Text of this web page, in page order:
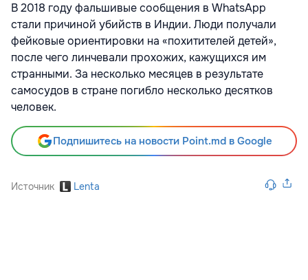
В 2018 году фальшивые сообщения в WhatsApp
стали причиной убийств в Индии. Люди получали
фейковые ориентировки на «похитителей детей»,
после чего линчевали прохожих, кажущихся им
странными. За несколько месяцев в результате
самосудов в стране погибло несколько десятков
человек.
Подпишитесь на новости Point.md в Google
Источник Lenta